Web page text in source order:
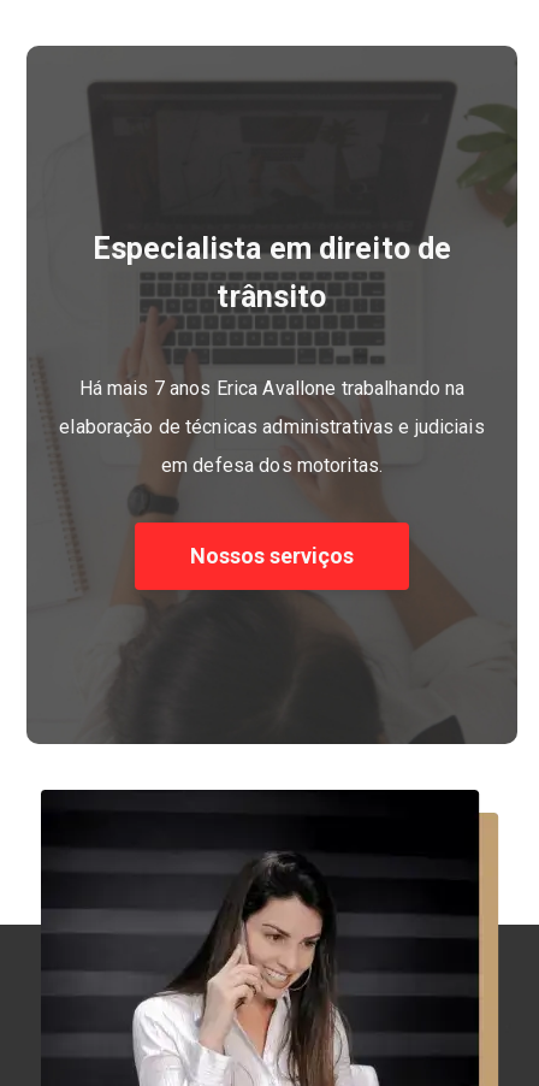
Especialista em direito de
trânsito
Há mais 7 anos Erica Avallone trabalhando na
elaboração de técnicas administrativas e judiciais
em defesa dos motoritas.
Nossos serviços